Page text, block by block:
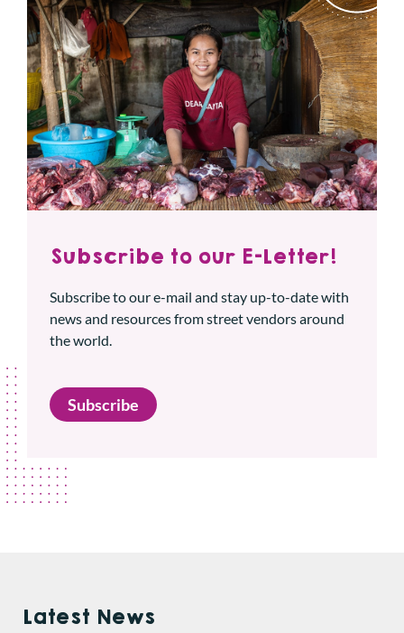
Subscribe to our E-Letter!
Subscribe to our e-mail and stay up-to-date with
news and resources from street vendors around
the world.
Subscribe
Latest News